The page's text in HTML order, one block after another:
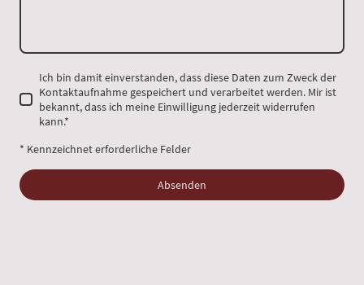
Ich bin damit einverstanden, dass diese Daten zum Zweck der
Kontaktaufnahme gespeichert und verarbeitet werden. Mir ist
bekannt, dass ich meine Einwilligung jederzeit widerrufen
kann.*
* Kennzeichnet erforderliche Felder
Absenden